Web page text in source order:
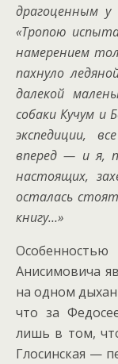
драгоценным у
«Тропою
намерением
пахнуло
далекой
собаки Кучум и
экспедиции,
вперед — и я,
настоящих,
осталась
книгу…»
Особенностью
Анисимовича
на одном
что за
лишь в том,
Глосинская —